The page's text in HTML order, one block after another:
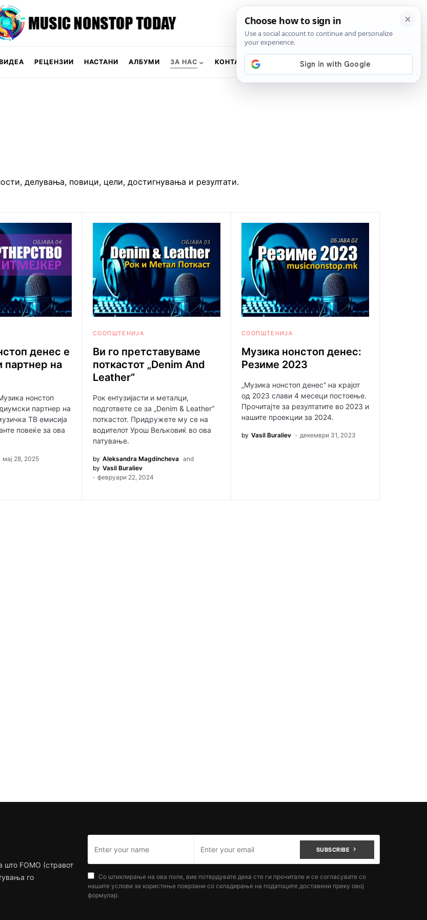
РЕЦЕНЗИИ НАСТАНИ АЛБУМИ ЗА НАС КОНТАКТ NEWSLETTER
делувања, повици, цели, достигнувања и резултати.
денес е
на
нонстоп
партнер на
ТВ емисија
повеќе за ова
мај 28, 2025
СООПШТЕНИЈА
Ви го претставуваме
поткастот „Denim And
Leather“
Рок ентузијасти и металци,
подгответе се за „Denim & Leather“
поткастот. Придружете му се на
водителот Урош Вељковиќ во ова
патување.
by Aleksandra Magdincheva and
by Vasil Buraliev
февруари 22, 2024
СООПШТЕНИЈА
Музика нонстоп денес:
Резиме 2023
„Музика нонстоп денес“ на крајот
од 2023 слави 4 месеци постоење.
Прочитајте за резултатите во 2023 и
нашите проекции за 2024.
by Vasil Buraliev декември 31, 2023
што FOMO (стравот
го
SUBSCRIBE
Со штиклирање на ова поле, вие потврдувате дека сте ги прочитале и се согласувате со
нашите услови за користење поврзани со складирање на податоците доставени преку овој
формулар.